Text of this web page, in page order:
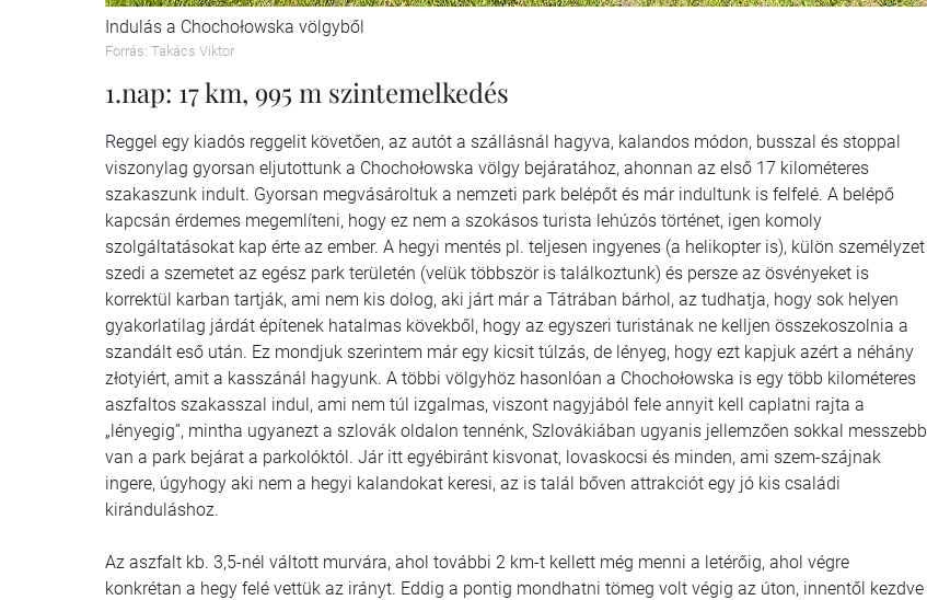
Indulás a Chochołowska völgyből
Forrás: Takács Viktor
1.nap: 17 km, 995 m szintemelkedés
Reggel egy kiadós reggelit követően, az autót a szállásnál hagyva, kalandos módon, busszal és stoppal
viszonylag gyorsan eljutottunk a Chochołowska völgy bejáratához, ahonnan az első 17 kilométeres
szakaszunk indult. Gyorsan megvásároltuk a nemzeti park belépőt és már indultunk is felfelé. A belépő
kapcsán érdemes megemlíteni, hogy ez nem a szokásos turista lehúzós történet, igen komoly
szolgáltatásokat kap érte az ember. A hegyi mentés pl. teljesen ingyenes (a helikopter is), külön személyzet
szedi a szemetet az egész park területén (velük többször is találkoztunk) és persze az ösvényeket is
korrektül karban tartják, ami nem kis dolog, aki járt már a Tátrában bárhol, az tudhatja, hogy sok helyen
gyakorlatilag járdát építenek hatalmas kövekből, hogy az egyszeri turistának ne kelljen összekoszolnia a
szandált eső után. Ez mondjuk szerintem már egy kicsit túlzás, de lényeg, hogy ezt kapjuk azért a néhány
złotyiért, amit a kasszánál hagyunk. A többi völgyhöz hasonlóan a Chochołowska is egy több kilométeres
aszfaltos szakasszal indul, ami nem túl izgalmas, viszont nagyjából fele annyit kell caplatni rajta a
„lényegig”, mintha ugyanezt a szlovák oldalon tennénk, Szlovákiában ugyanis jellemzően sokkal messzebb
van a park bejárat a parkolóktól. Jár itt egyébiránt kisvonat, lovaskocsi és minden, ami szem-szájnak
ingere, úgyhogy aki nem a hegyi kalandokat keresi, az is talál bőven attrakciót egy jó kis családi
kiránduláshoz.
Az aszfalt kb. 3,5-nél váltott murvára, ahol további 2 km-t kellett még menni a letérőig, ahol végre
konkrétan a hegy felé vettük az irányt. Eddig a pontig mondhatni tömeg volt végig az úton, innentől kezdve